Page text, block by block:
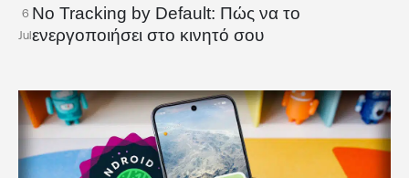
6
Jul
No Tracking by Default: Πώς να το
ενεργοποιήσει στο κινητό σου